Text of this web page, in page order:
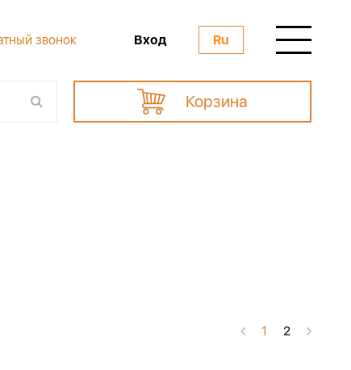
звонок Вход Ru
Корзина
1 2